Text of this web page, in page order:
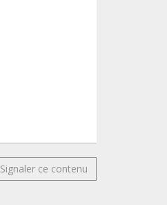
Signaler ce contenu